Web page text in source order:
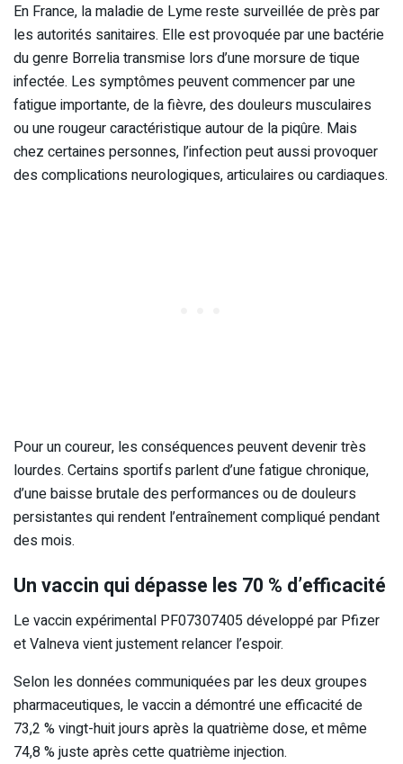
En France, la maladie de Lyme reste surveillée de près par
les autorités sanitaires. Elle est provoquée par une bactérie
du genre Borrelia transmise lors d’une morsure de tique
infectée. Les symptômes peuvent commencer par une
fatigue importante, de la fièvre, des douleurs musculaires
ou une rougeur caractéristique autour de la piqûre. Mais
chez certaines personnes, l’infection peut aussi provoquer
des complications neurologiques, articulaires ou cardiaques.
Pour un coureur, les conséquences peuvent devenir très
lourdes. Certains sportifs parlent d’une fatigue chronique,
d’une baisse brutale des performances ou de douleurs
persistantes qui rendent l’entraînement compliqué pendant
des mois.
Un vaccin qui dépasse les 70 % d’efficacité
Le vaccin expérimental PF07307405 développé par Pfizer
et Valneva vient justement relancer l’espoir.
Selon les données communiquées par les deux groupes
pharmaceutiques, le vaccin a démontré une efficacité de
73,2 % vingt-huit jours après la quatrième dose, et même
74,8 % juste après cette quatrième injection.